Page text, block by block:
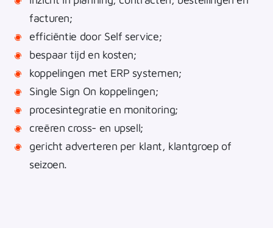
facturen;
efficiëntie door Self service;
bespaar tijd en kosten;
koppelingen met ERP systemen;
Single Sign On koppelingen;
procesintegratie en monitoring;
creëren cross- en upsell;
gericht adverteren per klant, klantgroep of
seizoen.